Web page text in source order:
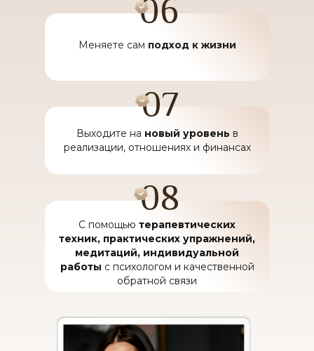
06
Меняете сам подход к жизни
08
С помощью терапевтических
техник, практических упражнений,
медитаций, индивидуальной
работы с психологом и качественной
обратной связи
07
Выходите на новый уровень в
реализации, отношениях и финансах